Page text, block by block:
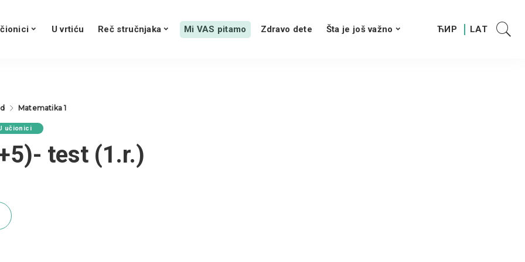
U vrtiću Reč stručnjaka Mi VAS pitamo Zdravo dete Šta je još važno
Matematika 1
učionici
test (1.r.)